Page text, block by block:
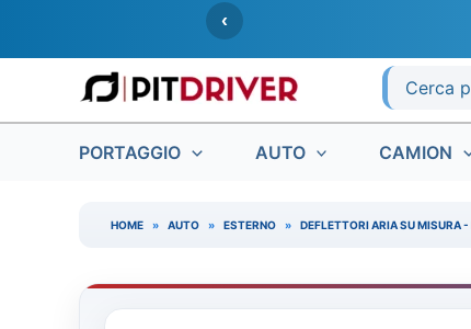
‹
Ricerca
per:
PORTAGGIO AUTO CAMION
HOME » AUTO » ESTERNO » DEFLETTORI ARIA SU MISURA -